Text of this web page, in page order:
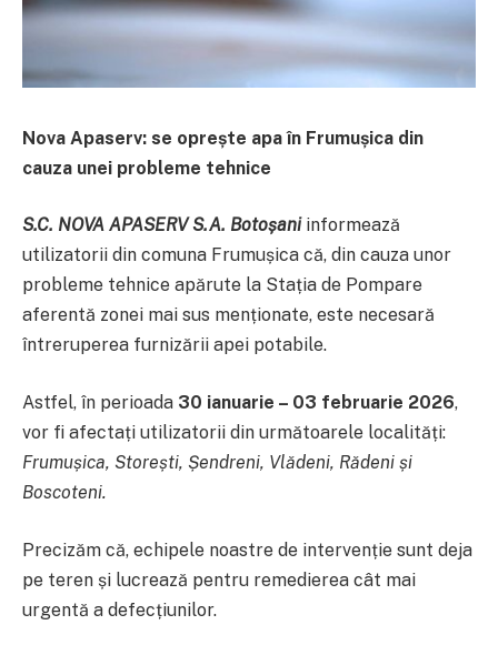
Nova Apaserv: se oprește apa în Frumușica din
cauza unei probleme tehnice
S.C. NOVA APASERV S.A. Botoșaniinformează
utilizatorii din comuna Frumușica că, din cauza unor
probleme tehnice apărute la Stația de Pompare
aferentă zonei mai sus menționate, este necesară
întreruperea furnizării apei potabile.
Astfel, în perioada 30 ianuarie – 03 februarie 2026,
vor fi afectați utilizatorii din următoarele localități:
Frumușica, Storești, Șendreni, Vlădeni, Rădeni și
Boscoteni.
Precizăm că, echipele noastre de intervenție sunt deja
pe teren și lucrează pentru remedierea cât mai
urgentă a defecțiunilor.